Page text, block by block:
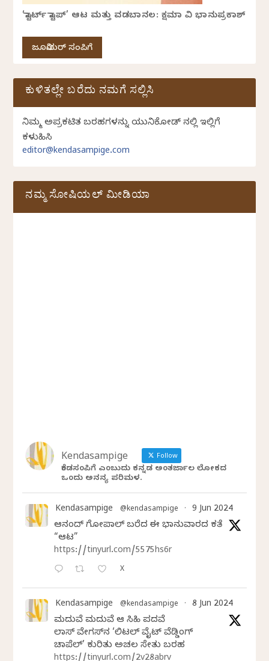
‘ಸ್ಟಾರ್ಟ್ ಸ್ಟಾಪ್’ ಆಟ ಮತ್ತು ವಡಬಾನಲ: ಕ್ಷಮಾ ವಿ ಭಾನುಪ್ರಕಾಶ್
ಜೂನಿಯರ್ ಸಂಪಿಗೆ
ಕುಳಿತಲ್ಲೇ ಬರೆದು ನಮಗೆ ಸಲ್ಲಿಸಿ
ನಿಮ್ಮ ಅಪ್ರಕಟಿತ ಬರಹಗಳನ್ನು ಯುನಿಕೋಡ್ ನಲ್ಲಿ ಇಲ್ಲಿಗೆ
ಕಳುಹಿಸಿ
editor@kendasampige.com
ನಮ್ಮ ಸೋಷಿಯಲ್‌ ಮೀಡಿಯಾ
Kendasampige Follow
ಕೆಂಡಸಂಪಿಗೆ ಎಂಬುದು ಕನ್ನಡ ಅಂತರ್ಜಾಲ ಲೋಕದ
ಒಂದು ಅನನ್ಯ ಪರಿಮಳ.
Kendasampige @kendasampige · 9 Jun 2024
ಆನಂದ್‌ ಗೋಪಾಲ್‌ ಬರೆದ ಈ ಭಾನುವಾರದ ಕತೆ
“ಆಟ”
https://tinyurl.com/5575hs6r
X
Kendasampige @kendasampige · 8 Jun 2024
ಮದುವೆ ಮದುವೆ ಆ ಸಿಹಿ ಪದವೆ
ಲಾಸ್‌ ವೇಗಸ್‌ನ ‘ಲಿಟಲ್ ವೈಟ್ ವೆಡ್ಡಿಂಗ್
ಚಾಪೆಲ್’ ಕುರಿತು ಅಚಲ ಸೇತು ಬರಹ
https://tinyurl.com/2v28abrv